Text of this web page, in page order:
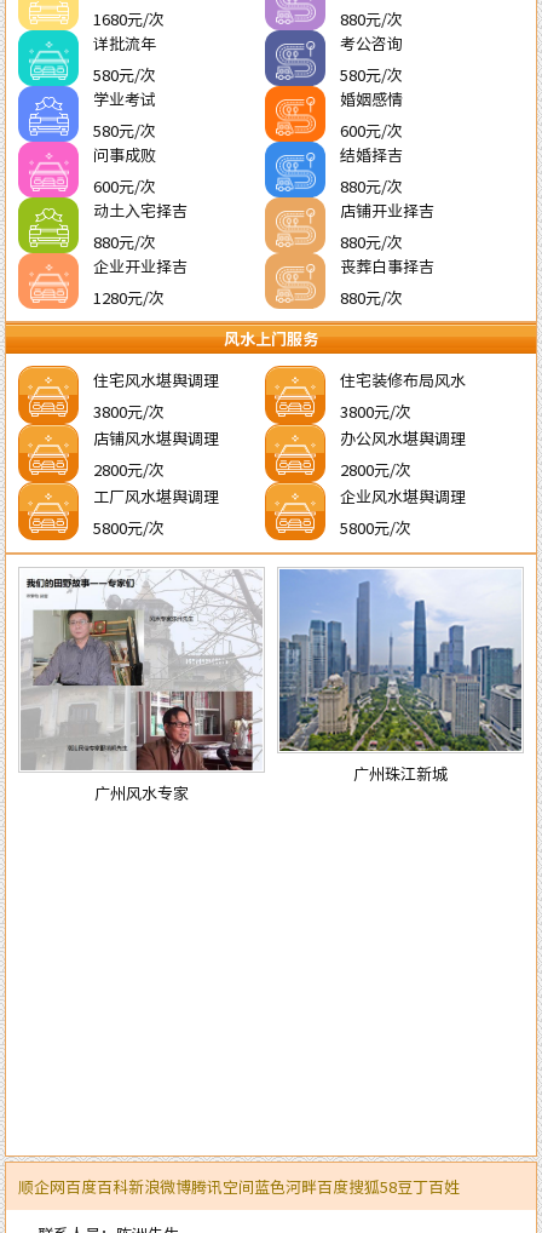
1680元/次
880元/次
详批流年
580元/次
考公咨询
580元/次
学业考试
580元/次
婚姻感情
600元/次
问事成败
600元/次
结婚择吉
880元/次
动土入宅择吉
880元/次
店铺开业择吉
880元/次
企业开业择吉
1280元/次
丧葬白事择吉
880元/次
风水上门服务
住宅风水堪舆调理
3800元/次
住宅装修布局风水
3800元/次
店铺风水堪舆调理
2800元/次
办公风水堪舆调理
2800元/次
工厂风水堪舆调理
5800元/次
企业风水堪舆调理
5800元/次
广州风水专家
广州珠江新城
顺企网百度百科新浪微博腾讯空间蓝色河畔百度搜狐58豆丁百姓